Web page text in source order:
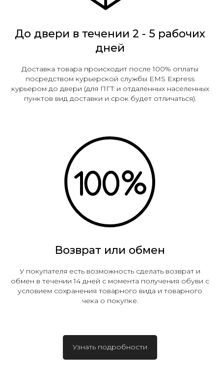
До двери в течении 2 - 5 рабочих
дней
Доставка товара происходит после 100% оплаты
посредством курьерской службы EMS Express
курьером до двери (для ПГТ и отдаленных населенных
пунктов вид доставки и срок будет отличаться).
Возврат или обмен
У покупателя есть возможность сделать возврат и
обмен в течении 14 дней с момента получения обуви с
условием сохранения товарного вида и товарного
чека о покупке.
Узнать подробности